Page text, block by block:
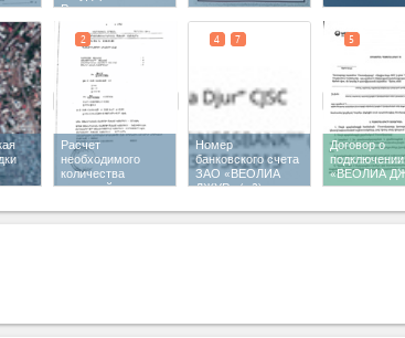
Регистра
Юридических лиц
Расчет
необходимого
количества
питьевой воды
2
Номер
банковского счета
ЗАО «‎ВЕОЛИА
ДЖУР»‎(x 2)
4 7
Договор о
«‎ВЕОЛИА
5